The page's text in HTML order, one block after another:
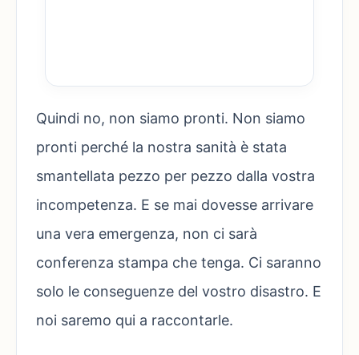
Quindi no, non siamo pronti. Non siamo
pronti perché la nostra sanità è stata
smantellata pezzo per pezzo dalla vostra
incompetenza. E se mai dovesse arrivare
una vera emergenza, non ci sarà
conferenza stampa che tenga. Ci saranno
solo le conseguenze del vostro disastro. E
noi saremo qui a raccontarle.